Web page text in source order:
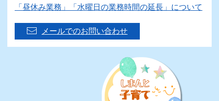
「昼休み業務」「水曜日の業務時間の延長」について
メールでのお問い合わせ